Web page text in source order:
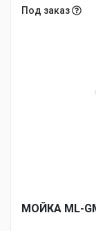
Под заказ
МОЙКА ML-